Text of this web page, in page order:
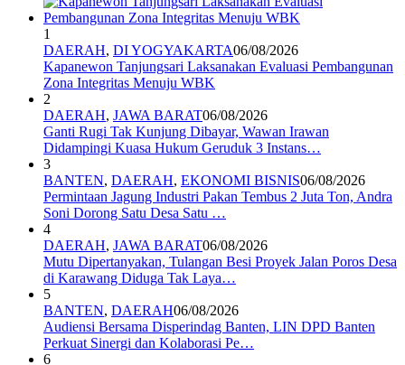
1
DAERAH, DI YOGYAKARTA06/08/2026
Kapanewon Tanjungsari Laksanakan Evaluasi Pembangunan
Zona Integritas Menuju WBK
2
DAERAH, JAWA BARAT06/08/2026
Ganti Rugi Tak Kunjung Dibayar, Wawan Irawan
Didampingi Kuasa Hukum Geruduk 3 Instans…
3
BANTEN, DAERAH, EKONOMI BISNIS06/08/2026
Permintaan Jagung Industri Pakan Tembus 2 Juta Ton, Andra
Soni Dorong Satu Desa Satu …
4
DAERAH, JAWA BARAT06/08/2026
Mutu Dipertanyakan, Tulangan Besi Proyek Jalan Poros Desa
di Karawang Diduga Tak Laya…
5
BANTEN, DAERAH06/08/2026
Audiensi Bersama Disperindag Banten, LIN DPD Banten
Perkuat Sinergi dan Kolaborasi Pe…
6